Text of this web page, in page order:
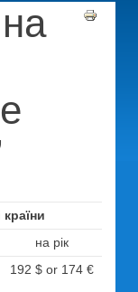
країни
на рік
192 $ or 174 €